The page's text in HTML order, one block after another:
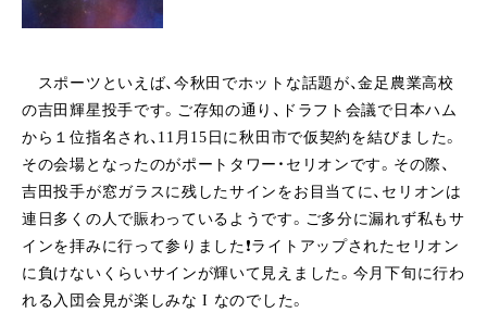
スポーツといえば、今秋田でホットな話題が、金足農業高校
の吉田輝星投手です。ご存知の通り、ドラフト会議で日本ハム
から１位指名され、11月15日に秋田市で仮契約を結びました。
その会場となったのがポートタワー・セリオンです。その際、
吉田投手が窓ガラスに残したサインをお目当てに、セリオンは
連日多くの人で賑わっているようです。ご多分に漏れず私もサ
インを拝みに行って参りました❗ライトアップされたセリオン
に負けないくらいサインが輝いて見えました。今月下旬に行わ
れる入団会見が楽しみな I なのでした。